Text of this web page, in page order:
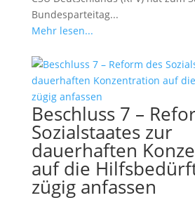
Bundesparteitag...
Mehr lesen...
Beschluss 7 –
Sozialstaates zur
dauerhaften
auf die
zügig anfassen